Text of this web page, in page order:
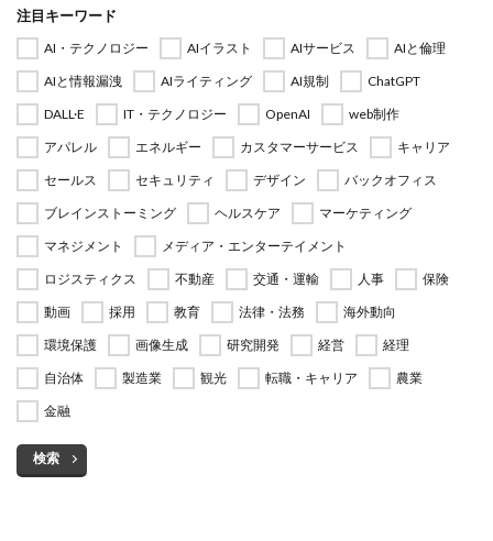
注目キーワード
AI・テクノロジー AIイラスト AIサービス
AIと倫理
AIと情報漏洩
AIライティング AI規制
ChatGPT
DALL·E
IT・テクノロジー OpenAI
web制作
アパレル
エネルギー カスタマーサービス
キャリア
セールス
セキュリティ デザイン
バックオフィス
ブレインストーミング
ヘルスケア
マーケティング
マネジメント
メディア・エンターテイメント
ロジスティクス
不動産 交通・運輸 人事
保険
動画
採用 教育 法律・法務
海外動向
環境保護
画像生成 研究開発 経営
経理
自治体
製造業 観光 転職・キャリア
農業
金融
検索